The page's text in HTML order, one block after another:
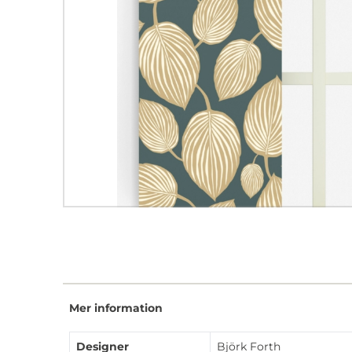
Mer information
Designer Björk Forth